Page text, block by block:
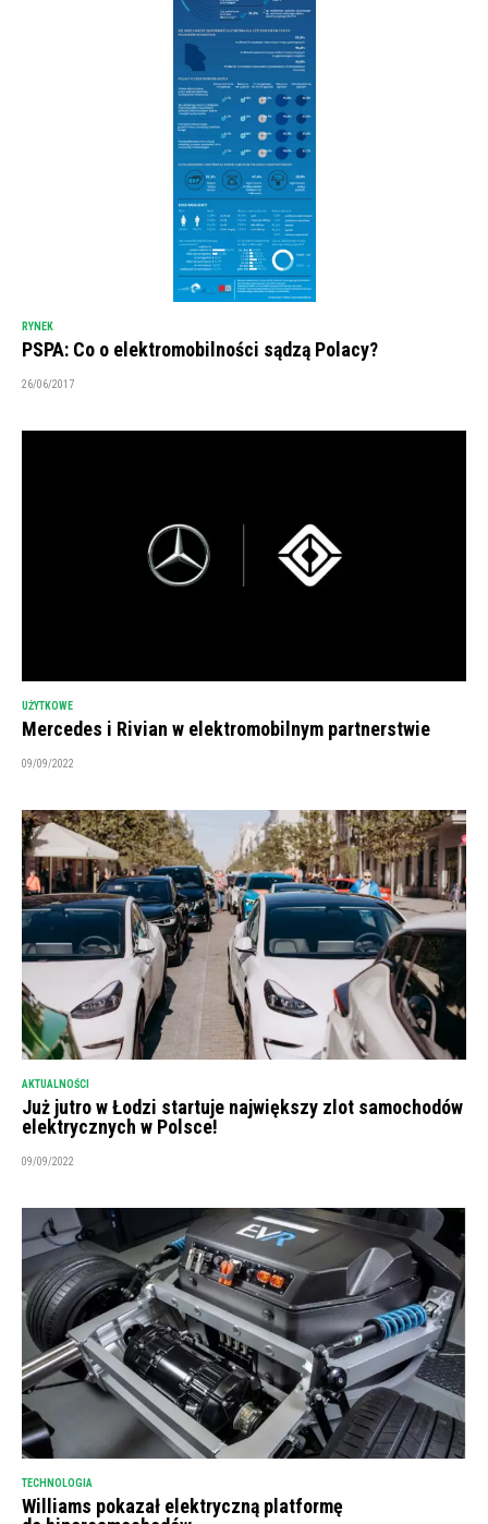
RYNEK
PSPA: Co o elektromobilności sądzą Polacy?
26/06/2017
UŻYTKOWE
Mercedes i Rivian w elektromobilnym partnerstwie
09/09/2022
AKTUALNOŚCI
Już jutro w Łodzi startuje największy zlot samochodów
elektrycznych w Polsce!
09/09/2022
TECHNOLOGIA
Williams pokazał elektryczną platformę